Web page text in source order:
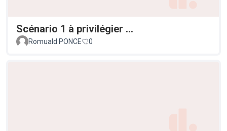
Scénario 1 à privilégier ...
Romuald PONCE 0